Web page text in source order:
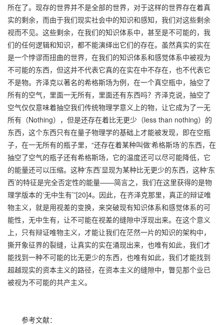
所在了。现存的世界并不是全部的世界，对于这样的世界存在着真
实的剩余，而由于我们现实社会中的知识和感知，我们对这些剩余
视而不见。这些剩余，在我们的知识体系中，甚至是不可能的，我
们的任何逻辑和知识，都不能演绎出它们的存在。虽然真实的实在
是一个悖谬而扭曲的世界，在我们的知识体系和感觉体系中被视为
不可能的东西，但这并不代表它真的在实在中不存在，也不代表它
不是物。齐泽克以著名的希格斯场为例，在一个真空瓶中，抽空了
所有的空气，里面一无所有，里面还有东西吗？齐泽克说，抽空了
空气仅仅意味着抽空我们传统物理学意义上的物，让它成为了一无
所有（Nothing），但是还存在着比无更少（less than nothing）的
东西，这个东西只有在量子物理学的基础上才能被发现，即在空瓶
子，在一无所有的瓶子里，“还存在着某种叫做‘希格斯场’的东西，在
抽空了空气的瓶子还有希格斯场，它的温度还可以尽可能降低，它
的能量还可以压缩。这种‘东西’显现为某种比无更少的东西，这种‘东
西’的特征是完全否定性的能量——简言之，我们在这里获得的是物
理学版本的‘无中生有’”[20]4。因此，在齐泽克那里，真正的辩证唯
物主义，就是用视差的变换，来突破现有知识体系和感觉体系的可
能性，无中生有，让不可能在视差的缝隙中浮现出来。在这个意义
上，只有辩证唯物主义，才能让我们在茫然一片的知识的架构中，
撕开象征界的裂缝，让真实的实在涌现出来，也唯有如此，我们才
能找到一种不可能的比无更少的东西，也唯有如此，我们才能找到
超越现实的资本主义的路径，在资本主义的缝隙中，瞥见那个业已
被视为不可能的共产主义。
参考文献：